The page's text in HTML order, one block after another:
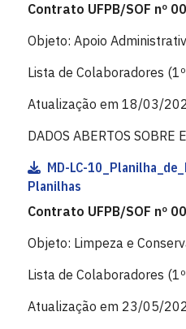
Contrato UFPB/SOF nº
Objeto: Apoio
Lista de Colaboradores
Atualização em 18/03/
DADOS ABERTOS SOBRE
MD-LC-
Planilhas
Contrato UFPB/SOF nº
Objeto: Limpeza e
Lista de Colaboradores
Atualização em 23/05/